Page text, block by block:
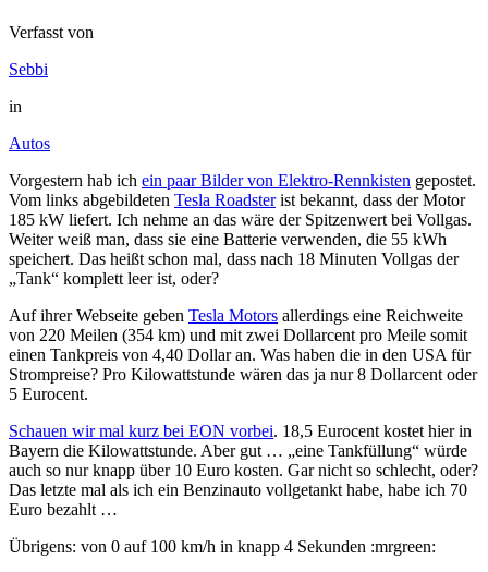
Verfasst von
Sebbi
in
Autos
Vorgestern hab ich ein paar Bilder von Elektro-Rennkisten gepostet.
Vom links abgebildeten Tesla Roadsterist bekannt, dass der Motor
185 kW liefert. Ich nehme an das wäre der Spitzenwert bei Vollgas.
Weiter weiß man, dass sie eine Batterie verwenden, die 55 kWh
speichert. Das heißt schon mal, dass nach 18 Minuten Vollgas der
„Tank“ komplett leer ist, oder?
Auf ihrer Webseite geben Tesla Motors allerdings eine Reichweite
von 220 Meilen (354 km) und mit zwei Dollarcent pro Meile somit
einen Tankpreis von 4,40 Dollar an. Was haben die in den USA für
Strompreise? Pro Kilowattstunde wären das ja nur 8 Dollarcent oder
5 Eurocent.
Schauen wir mal kurz bei EON vorbei. 18,5 Eurocent kostet hier in
Bayern die Kilowattstunde. Aber gut … „eine Tankfüllung“ würde
auch so nur knapp über 10 Euro kosten. Gar nicht so schlecht, oder?
Das letzte mal als ich ein Benzinauto vollgetankt habe, habe ich 70
Euro bezahlt …
Übrigens: von 0 auf 100 km/h in knapp 4 Sekunden :mrgreen: